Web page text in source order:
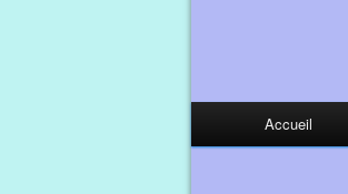
Accueil